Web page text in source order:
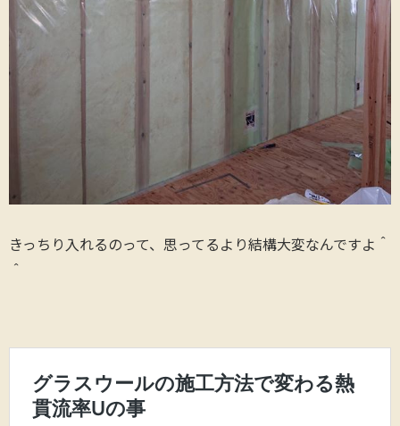
きっちり入れるのって、思ってるより結構大変なんですよ＾
＾